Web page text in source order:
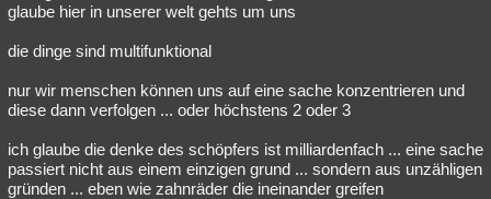
glaube hier in unserer welt gehts um uns
die dinge sind multifunktional
nur wir menschen können uns auf eine sache konzentrieren und
diese dann verfolgen ... oder höchstens 2 oder 3
ich glaube die denke des schöpfers ist milliardenfach ... eine sache
passiert nicht aus einem einzigen grund ... sondern aus unzähligen
gründen ... eben wie zahnräder die ineinander greifen